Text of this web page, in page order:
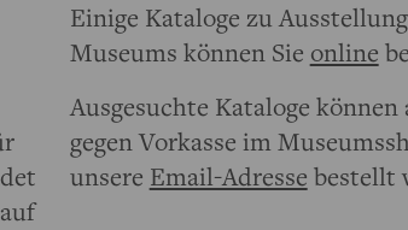
Einige Kataloge zu
Museums können Sie online
Ausgesuchte Kataloge können
gegen Vorkasse im
unsere Email-Adresse bestellt